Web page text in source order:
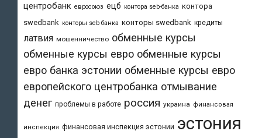
центробанк евросоюз ецб контора seb-банка контора
swedbank конторы seb банка конторы swedbank кредиты
латвия мошенничество обменные курсы
обменные курсы евро обменные курсы
евро банка эстонии обменные курсы евро
европейского центробанка отмывание
денег проблемы в работе россия украина финансовая
инспекция финансовая инспекция эстонии эстония